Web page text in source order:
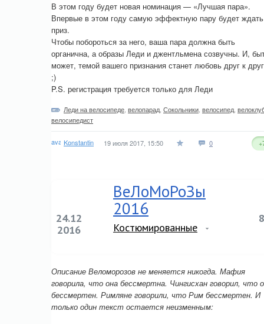
В этом году будет новая номинация — «Лучшая пара».
Впервые в этом году самую эффектную пару будет ждать
приз.
Чтобы побороться за него, ваша пара должна быть
органична, а образы Леди и джентльмена созвучны. И,
может, темой вашего признания станет любовь друг к
;)
P.S. регистрация требуется только для Леди
Леди на велосипеде велопарад Сокольники велосипед
велосипедист
Konstantin 19 июля 2017, 15:50 0
24.12
2016
ВеЛоМоРоЗы
2016
Костюмированные
8
Описание Веломорозов не меняется никогда. Мафия
говорила, что она бессмертна. Чингисхан говорил, что
бессмертен. Римляне говорили, что Рим бессмертен. И
только один текст остается неизменным: